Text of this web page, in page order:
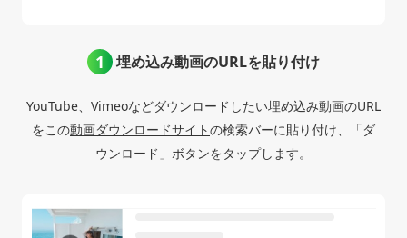
埋め込み動画のURLを貼り付け
YouTube、Vimeoなどダウンロードしたい埋め込み動画のURL
をこの動画ダウンロードサイトの検索バーに貼り付け、「ダ
ウンロード」ボタンをタップします。